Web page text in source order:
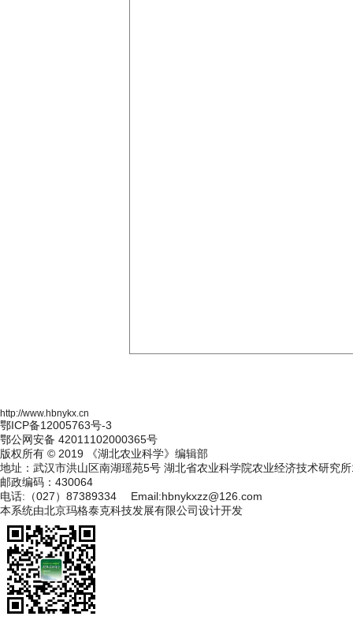
http://www.hbnykx.cn
鄂ICP备12005763号-3
鄂公网安备 42011102000365号
版权所有 © 2019 《湖北农业科学》编辑部
地址：武汉市洪山区南湖瑶苑5号 湖北省农业科学院农业经济技术研究
邮政编码：430064
电话:（027）87389334 Email:hbnykxzz@126.com
本系统由北京玛格泰克科技发展有限公司设计开发